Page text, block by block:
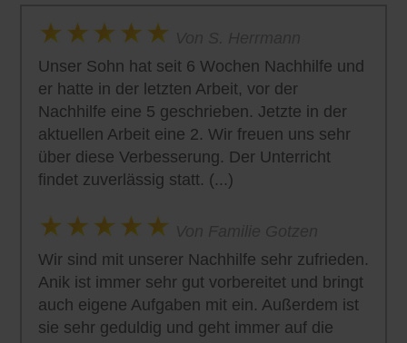
Unser Sohn hat seit 6 Wochen Nachhilfe und
er hatte in der letzten Arbeit, vor der
Nachhilfe eine 5 geschrieben. Jetzte in der
aktuellen Arbeit eine 2. Wir freuen uns sehr
über diese Verbesserung. Der Unterricht
findet zuverlässig statt. (...)
Wir sind mit unserer Nachhilfe sehr zufrieden.
Anik ist immer sehr gut vorbereitet und bringt
auch eigene Aufgaben mit ein. Außerdem ist
sie sehr geduldig und geht immer auf die